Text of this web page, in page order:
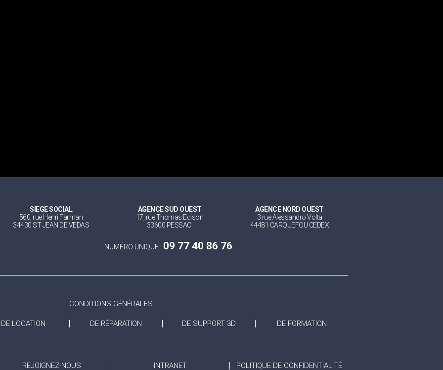
SIEGE SOCIAL
560, rue Henri Farman
34430 ST JEAN DE VEDAS
AGENCE SUD OUEST
17, rue Thomas Edison
33600 PESSAC
AGENCE NORD OUEST
3 rue Alessandro Volta
44481 CARQUEFOU CEDEX
NUMÉRO UNIQUE : 09 77 40 86 76
CONDITIONS GÉNÉRALES
DE LOCATION DE RÉPARATION DE SUPPORT 3D DE FORMATION
REJOIGNEZ-NOUS INTRANET POLITIQUE DE CONFIDENTIALITÉ